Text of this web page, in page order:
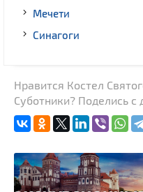
Мечети
Синагоги
Нравится Костел
Суботники? Поделись с